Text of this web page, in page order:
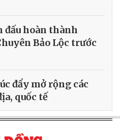
đấu hoàn thành
Bảo Lộc trước
đẩy mở rộng các
quốc tế